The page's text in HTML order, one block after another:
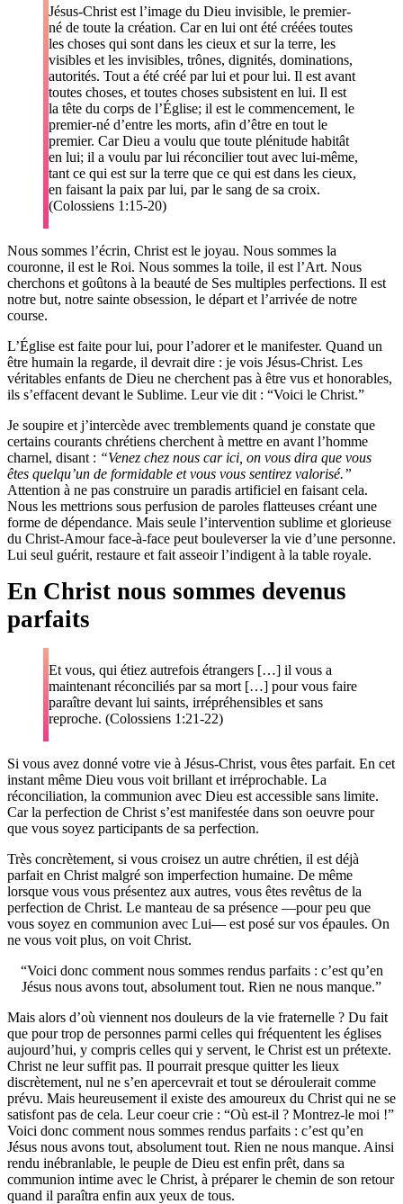
Jésus-Christ est l’image du Dieu invisible, le premier-
né de toute la création. Car en lui ont été créées toutes
les choses qui sont dans les cieux et sur la terre, les
visibles et les invisibles, trônes, dignités, dominations,
autorités. Tout a été créé par lui et pour lui. Il est avant
toutes choses, et toutes choses subsistent en lui. Il est
la tête du corps de l’Église; il est le commencement, le
premier-né d’entre les morts, afin d’être en tout le
premier. Car Dieu a voulu que toute plénitude habitât
en lui; il a voulu par lui réconcilier tout avec lui-même,
tant ce qui est sur la terre que ce qui est dans les cieux,
en faisant la paix par lui, par le sang de sa croix.
(Colossiens 1:15-20)
Nous sommes l’écrin, Christ est le joyau. Nous sommes la
couronne, il est le Roi. Nous sommes la toile, il est l’Art. Nous
cherchons et goûtons à la beauté de Ses multiples perfections. Il est
notre but, notre sainte obsession, le départ et l’arrivée de notre
course.
L’Église est faite pour lui, pour l’adorer et le manifester. Quand un
être humain la regarde, il devrait dire : je vois Jésus-Christ. Les
véritables enfants de Dieu ne cherchent pas à être vus et honorables,
ils s’effacent devant le Sublime. Leur vie dit : “Voici le Christ.”
Je soupire et j’intercède avec tremblements quand je constate que
certains courants chrétiens cherchent à mettre en avant l’homme
charnel, disant : “Venez chez nous car ici, on vous dira que vous
êtes quelqu’un de formidable et vous vous sentirez valorisé.”
Attention à ne pas construire un paradis artificiel en faisant cela.
Nous les mettrions sous perfusion de paroles flatteuses créant une
forme de dépendance. Mais seule l’intervention sublime et glorieuse
du Christ-Amour face-à-face peut bouleverser la vie d’une personne.
Lui seul guérit, restaure et fait asseoir l’indigent à la table royale.
En Christ nous sommes devenus
parfaits
Et vous, qui étiez autrefois étrangers […] il vous a
maintenant réconciliés par sa mort […] pour vous faire
paraître devant lui saints, irrépréhensibles et sans
reproche. (Colossiens 1:21-22)
Si vous avez donné votre vie à Jésus-Christ, vous êtes parfait. En cet
instant même Dieu vous voit brillant et irréprochable. La
réconciliation, la communion avec Dieu est accessible sans limite.
Car la perfection de Christ s’est manifestée dans son oeuvre pour
que vous soyez participants de sa perfection.
Très concrètement, si vous croisez un autre chrétien, il est déjà
parfait en Christ malgré son imperfection humaine. De même
lorsque vous vous présentez aux autres, vous êtes revêtus de la
perfection de Christ. Le manteau de sa présence —pour peu que
vous soyez en communion avec Lui— est posé sur vos épaules. On
ne vous voit plus, on voit Christ.
Voici donc comment nous sommes rendus parfaits : c’est qu’en
Jésus nous avons tout, absolument tout. Rien ne nous manque.
Mais alors d’où viennent nos douleurs de la vie fraternelle ? Du fait
que pour trop de personnes parmi celles qui fréquentent les églises
aujourd’hui, y compris celles qui y servent, le Christ est un prétexte.
Christ ne leur suffit pas. Il pourrait presque quitter les lieux
discrètement, nul ne s’en apercevrait et tout se déroulerait comme
prévu. Mais heureusement il existe des amoureux du Christ qui ne se
satisfont pas de cela. Leur coeur crie : “Où est-il ? Montrez-le moi !”
Voici donc comment nous sommes rendus parfaits : c’est qu’en
Jésus nous avons tout, absolument tout. Rien ne nous manque. Ainsi
rendu inébranlable, le peuple de Dieu est enfin prêt, dans sa
communion intime avec le Christ, à préparer le chemin de son retour
quand il paraîtra enfin aux yeux de tous.